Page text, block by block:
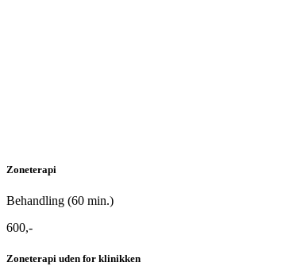
Zoneterapi
Behandling (60 min.)
600,-
Zoneterapi uden for klinikken